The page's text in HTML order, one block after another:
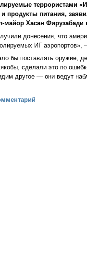
террористами
и продукты питания,
майор Хасан
донесения, что
ИГ
бы поставлять оружие,
сделали это по
другое — они ведут
ВВС совершают